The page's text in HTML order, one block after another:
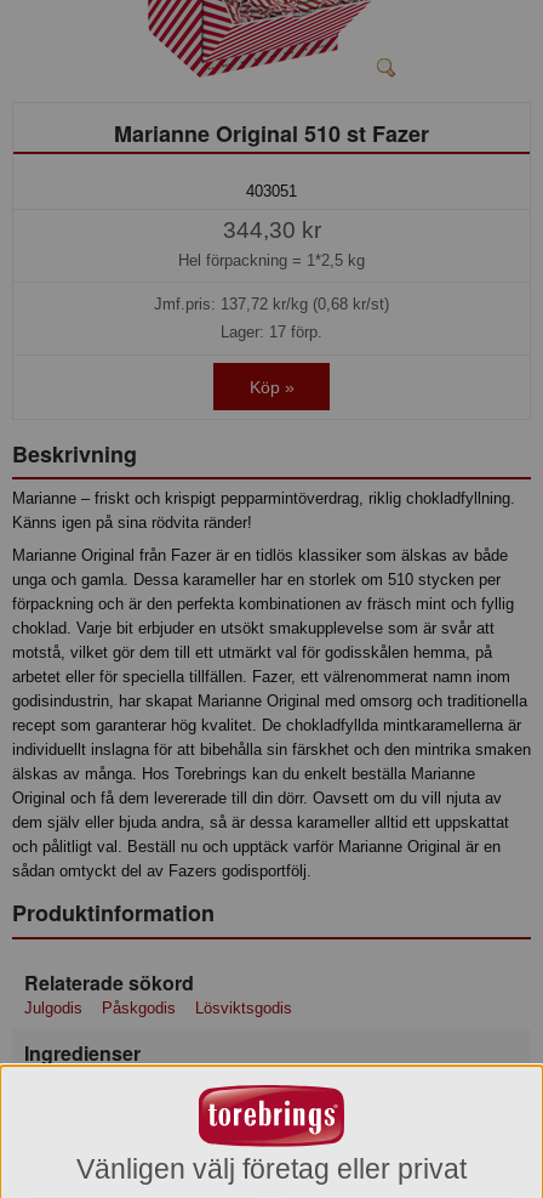
Marianne Original 510 st Fazer
403051
344,30 kr
Hel förpackning = 1*2,5 kg
Jmf.pris: 137,72 kr/kg (0,68 kr/st)
Lager: 17 förp.
Köp »
Beskrivning
Marianne – friskt och krispigt pepparmintöverdrag, riklig chokladfyllning.
Känns igen på sina rödvita ränder!
Marianne Original från Fazer är en tidlös klassiker som älskas av både
unga och gamla. Dessa karameller har en storlek om 510 stycken per
förpackning och är den perfekta kombinationen av fräsch mint och fyllig
choklad. Varje bit erbjuder en utsökt smakupplevelse som är svår att
motstå, vilket gör dem till ett utmärkt val för godisskålen hemma, på
arbetet eller för speciella tillfällen. Fazer, ett välrenommerat namn inom
godisindustrin, har skapat Marianne Original med omsorg och traditionella
recept som garanterar hög kvalitet. De chokladfyllda mintkaramellerna är
individuellt inslagna för att bibehålla sin färskhet och den mintrika smaken
älskas av många. Hos Torebrings kan du enkelt beställa Marianne
Original och få dem levererade till din dörr. Oavsett om du vill njuta av
dem själv eller bjuda andra, så är dessa karameller alltid ett uppskattat
och pålitligt val. Beställ nu och upptäck varför Marianne Original är en
sådan omtyckt del av Fazers godisportfölj.
Produktinformation
Relaterade sökord
Julgodis Påskgodis Lösviktsgodis
Ingredienser
emulgeringsmedel (SOJAlecitin). KAN INNEHÅLLA MJÖLK/KAN
INDEHOLDE MÆLK/MELK.|
Näringsvärde
Vänligen välj företag eller privat